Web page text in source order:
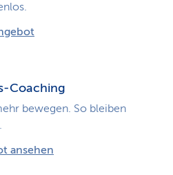
Coaching
bewegen. So bleiben
ansehen